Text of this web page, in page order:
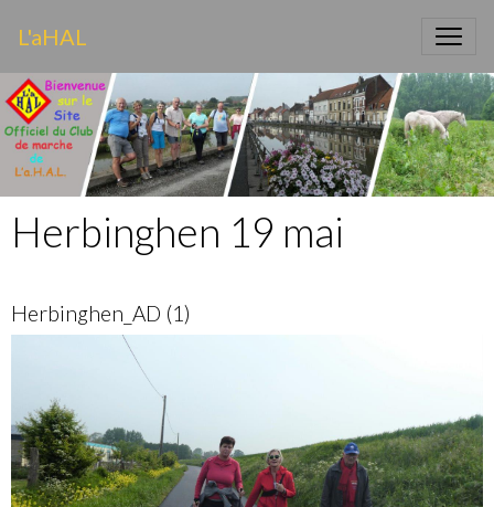
L'aHAL
Herbinghen 19 mai
Herbinghen_AD (1)